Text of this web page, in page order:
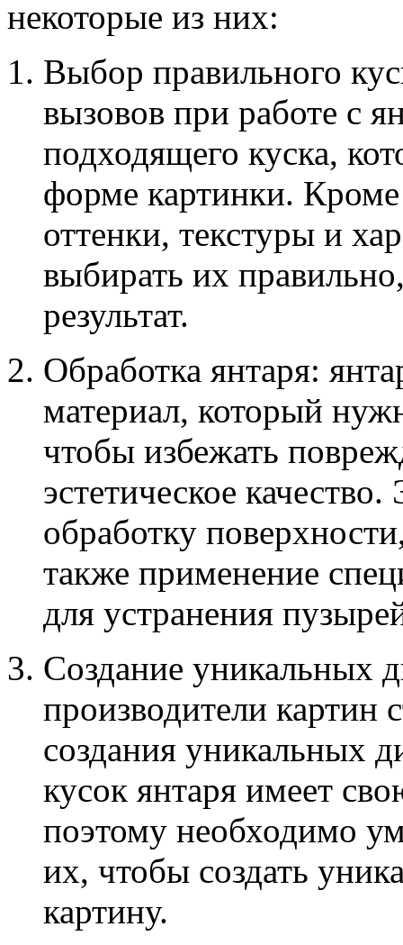
некоторые из них:
Выбор правильного
вызовов при работе с
подходящего куска,
форме картинки. Кроме
оттенки, текстуры и
выбирать их
результат.
Обработка янтаря:
материал, который
чтобы избежать
эстетическое
обработку
также применение
для устранения
Создание уникальных
производители картин
создания уникальных
кусок янтаря имеет
поэтому необходимо
их, чтобы создать
картину.